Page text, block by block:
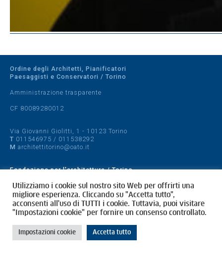
Ordine degli Architetti, Pianificatori
Paesaggisti e Conservatori / Torino
Amministrazione trasparente
CF 80089280012
Via Giovanni Giolitti, 1 - 10123 Torino
T 011546975 / 011538292
M architettitorino@oato.it
Fondazione per l'architettura / Torino
Designed by quattrolinee.it
Cookie Policy
Privacy Policy
Utilizziamo i cookie sul nostro sito Web per offrirti una
migliore esperienza. Cliccando su "Accetta tutto",
acconsenti all'uso di TUTTI i cookie. Tuttavia, puoi visitare
"Impostazioni cookie" per fornire un consenso controllato.
Impostazioni cookie Accetta tutto